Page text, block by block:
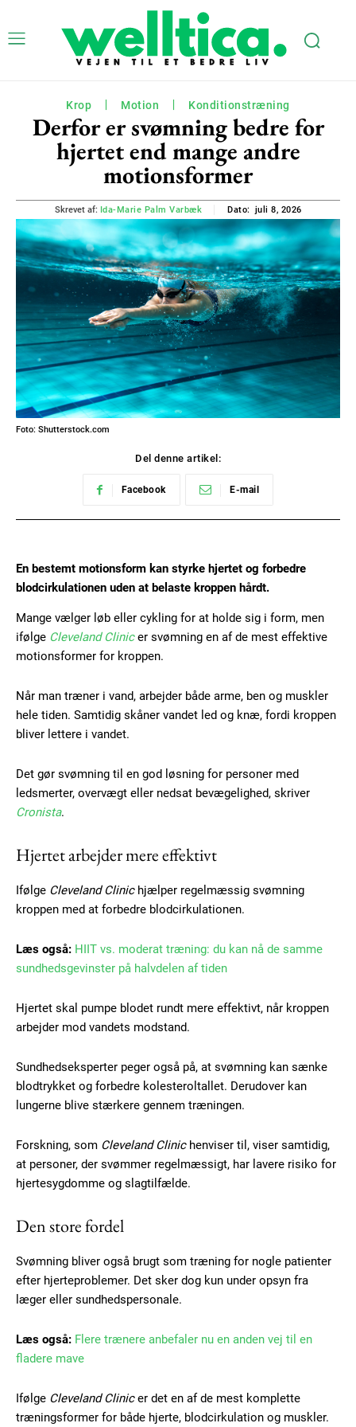
Subscription Plans
Free limited access
Gratis / forever
Krop Motion Konditionstræning
Derfor er svømning bedre for
hjertet end mange andre
motionsformer
Skrevet af: Ida-Marie Palm Varbæk Dato: juli 8, 2026
Foto: Shutterstock.com
Del denne artikel:
Facebook E-mail
En bestemt motionsform kan styrke hjertet og forbedre
blodcirkulationen uden at belaste kroppen hårdt.
Mange vælger løb eller cykling for at holde sig i form, men
ifølge Cleveland Clinicer svømning en af de mest effektive
motionsformer for kroppen.
Når man træner i vand, arbejder både arme, ben og muskler
hele tiden. Samtidig skåner vandet led og knæ, fordi kroppen
bliver lettere i vandet.
Det gør svømning til en god løsning for personer med
ledsmerter, overvægt eller nedsat bevægelighed, skriver
Cronista.
Hjertet arbejder mere effektivt
Ifølge Cleveland Clinichjælper regelmæssig svømning
kroppen med at forbedre blodcirkulationen.
Læs også: HIIT vs. moderat træning: du kan nå de samme
sundhedsgevinster på halvdelen af tiden
Hjertet skal pumpe blodet rundt mere effektivt, når kroppen
arbejder mod vandets modstand.
Sundhedseksperter peger også på, at svømning kan sænke
blodtrykket og forbedre kolesteroltallet. Derudover kan
lungerne blive stærkere gennem træningen.
Forskning, som Cleveland Clinichenviser til, viser samtidig,
at personer, der svømmer regelmæssigt, har lavere risiko for
hjertesygdomme og slagtilfælde.
Den store fordel
Svømning bliver også brugt som træning for nogle patienter
efter hjerteproblemer. Det sker dog kun under opsyn fra
læger eller sundhedspersonale.
Læs også: Flere trænere anbefaler nu en anden vej til en
fladere mave
Ifølge Cleveland Clinicer det en af de mest komplette
træningsformer for både hjerte, blodcirkulation og muskler.